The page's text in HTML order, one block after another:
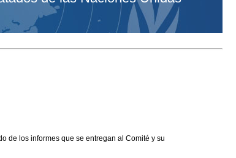
de los informes que se entregan al Comité y su